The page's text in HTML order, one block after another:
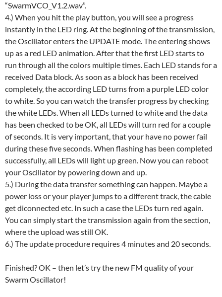
“SwarmVCO_V1.2.wav”.
4.) When you hit the play button, you will see a progress
instantly in the LED ring. At the beginning of the transmission,
the Oscillator enters the UPDATE mode. The entering shows
up as a red LED animation. After that the first LED starts to
run through all the colors multiple times. Each LED stands for a
received Data block. As soon as a block has been received
completely, the according LED turns from a purple LED color
to white. So you can watch the transfer progress by checking
the white LEDs. When all LEDs turned to white and the data
has been checked to be OK, all LEDs will turn red for a couple
of seconds. It is very important, that your have no power fail
during these five seconds. When flashing has been completed
successfully, all LEDs will light up green. Now you can reboot
your Oscillator by powering down and up.
5.) During the data transfer something can happen. Maybe a
power loss or your player jumps to a different track, the cable
get diconnected etc. In such a case the LEDs turn red again.
You can simply start the transmission again from the section,
where the upload was still OK.
6.) The update procedure requires 4 minutes and 20 seconds.
Finished? OK – then let’s try the new FM quality of your
Swarm Oscillator!